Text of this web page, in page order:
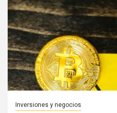
Inversiones y negocios